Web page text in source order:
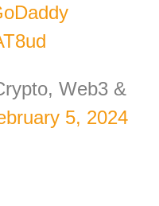
Web3 &
5, 2024